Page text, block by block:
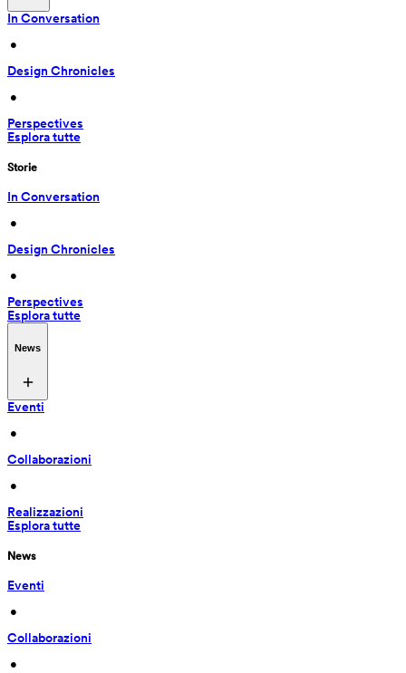
In Conversation
•
Design Chronicles
•
Perspectives
Esplora tutte
Storie
In Conversation
•
Design Chronicles
•
Perspectives
Esplora tutte
News
Eventi
•
Collaborazioni
•
Realizzazioni
Esplora tutte
News
Eventi
•
Collaborazioni
•